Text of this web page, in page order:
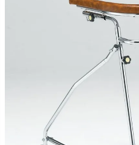
消毒用品
支持・
サポー
スポーツケア用品 消毒剤
防護具